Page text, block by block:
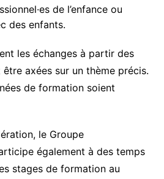
de l’enfance ou
des enfants.
les échanges à partir des
axées sur un thème précis.
de formation soient
le Groupe
également à des temps
stages de formation au